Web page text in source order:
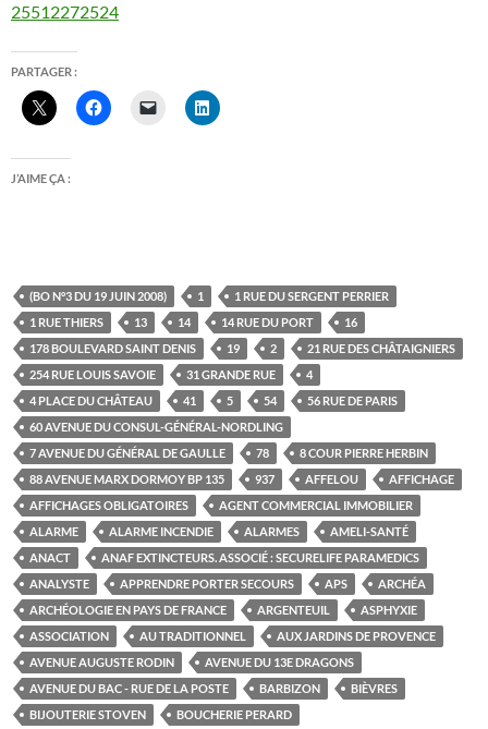
25512272524
PARTAGER :
J’AIME ÇA :
(BO N°3 DU 19 JUIN 2008) 1
1 RUE DU SERGENT PERRIER
1 RUE THIERS
13 14 14 RUE DU PORT
16
178 BOULEVARD SAINT DENIS
19 2
21 RUE DES CHÂTAIGNIERS
254 RUE LOUIS SAVOIE
31 GRANDE RUE
4
4 PLACE DU CHÂTEAU
41 5 54
56 RUE DE PARIS
60 AVENUE DU CONSUL-GÉNÉRAL-NORDLING
7 AVENUE DU GÉNÉRAL DE GAULLE
78
8 COUR PIERRE HERBIN
88 AVENUE MARX DORMOY BP 135
937 AFFELOU
AFFICHAGE
AFFICHAGES OBLIGATOIRES
AGENT COMMERCIAL IMMOBILIER
ALARME
ALARME INCENDIE ALARMES
AMELI-SANTÉ
ANACT
ANAF EXTINCTEURS. ASSOCIÉ : SECURELIFE PARAMEDICS
ANALYSTE
APPRENDRE PORTER SECOURS APS
ARCHÉA
ARCHÉOLOGIE EN PAYS DE FRANCE
ARGENTEUIL
ASPHYXIE
ASSOCIATION
AU TRADITIONNEL
AUX JARDINS DE PROVENCE
AVENUE AUGUSTE RODIN
AVENUE DU 13E DRAGONS
AVENUE DU BAC - RUE DE LA POSTE
BARBIZON
BIÈVRES
BIJOUTERIE STOVEN
BOUCHERIE PERARD